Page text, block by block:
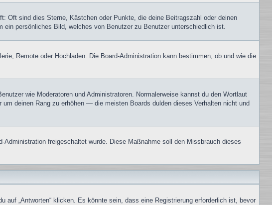
Oft sind dies Sterne, Kästchen oder Punkte, die deine Beitragszahl oder deinen
ein persönliches Bild, welches von Benutzer zu Benutzer unterschiedlich ist.
Remote oder Hochladen. Die Board-Administration kann bestimmen, ob und wie die
wie Moderatoren und Administratoren. Normalerweise kannst du den Wortlaut
deinen Rang zu erhöhen — die meisten Boards dulden dieses Verhalten nicht und
freigeschaltet wurde. Diese Maßnahme soll den Missbrauch dieses
„Antworten“ klicken. Es könnte sein, dass eine Registrierung erforderlich ist, bevor